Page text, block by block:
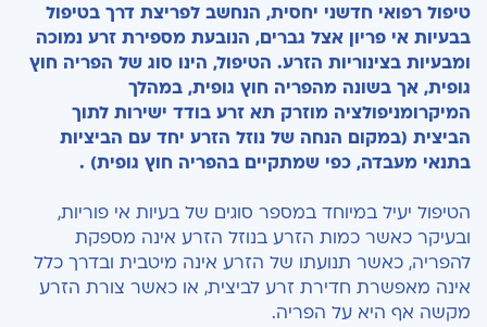
טיפול רפואי חדשני יחסית, הנחשב לפריצת דרך בטיפול
בבעיות אי פריון אצל גברים, הנובעת מספירת זרע נמוכה
ומבעיות בצינוריות הזרע. הטיפול, הינו סוג של הפריה חוץ
גופית, אך בשונה מהפריה חוץ גופית, במהלך
המיקרומניפולציה מוזרק תא זרע בודד ישירות לתוך
הביצית (במקום הנחה של נוזל הזרע יחד עם הביציות
בתנאי מעבדה, כפי שמתקיים בהפריה חוץ גופית) .
הטיפול יעיל במיוחד במספר סוגים של בעיות אי פוריות,
ובעיקר כאשר כמות הזרע בנוזל הזרע אינה מספקת
להפריה, כאשר תנועתו של הזרע אינה מיטבית ובדרך כלל
אינה מאפשרת חדירת זרע לביצית, או כאשר צורת הזרע
מקשה אף היא על הפריה.